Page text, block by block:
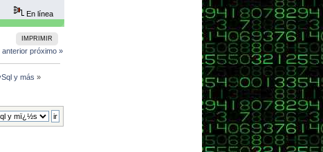
En línea
IMPRIMIR
anterior próximo »
y más »